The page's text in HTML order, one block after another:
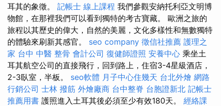
耳其的象徵。 記帳士 線上課程 我們參觀安納托利亞文明博
物館，在那裡我們可以看到獨特的考古寶藏。 歐洲之旅的
旅程以其歷史的偉大，自然的美麗，文化多樣性和無數獨特
的體驗來刷新其感官。 seo company 徵信社推薦 護理之
家 台中 中醫 整骨 會計公司 復健師證照 安養中心 乘坐土
耳其航空公司的直接飛行，回到路上，住宿3-4星級酒店，
2-3臥室，半板。 seo軟體 月子中心住幾天 台北外燴 網路
行銷公司 士林 撥筋 外燴廠商 台中整脊 台胞證新北 記帳士
推薦用書 護照進入土耳其後必須至少有效180天。 經絡課